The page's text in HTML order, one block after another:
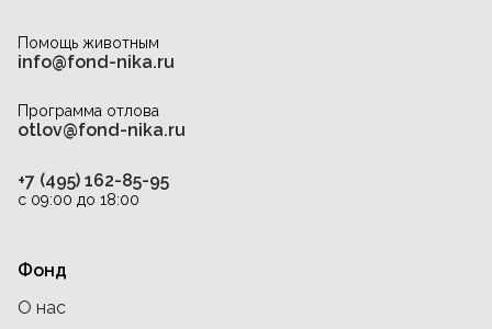
Помощь животным
info@fond-nika.ru
Программа отлова
otlov@fond-nika.ru
+7 (495) 162-85-95
с 09:00 до 18:00
Фонд
О нас